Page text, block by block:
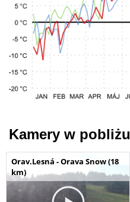
Kamery w pobliżu
Orav.Lesná - Orava Snow (18
km)